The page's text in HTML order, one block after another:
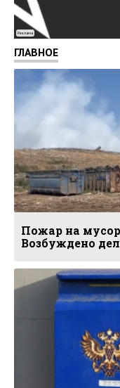
Реклама
ГЛАВНОЕ
Пожар на
Возбуждено